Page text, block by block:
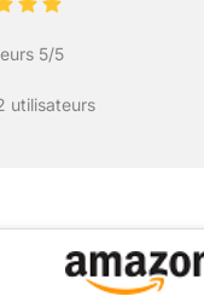
5/5
utilisateurs